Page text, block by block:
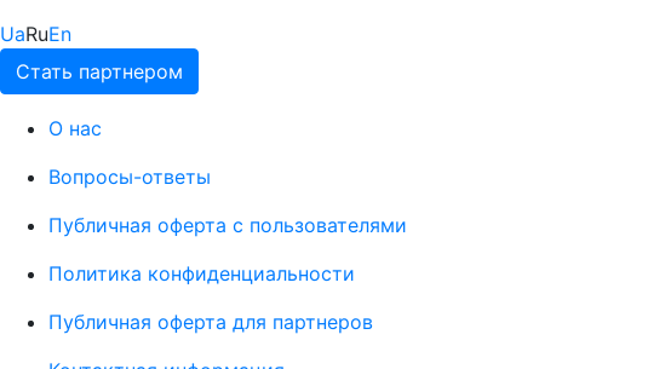
UaRuEn
Стать партнером
О нас
Вопросы-ответы
Публичная оферта с пользователями
Политика конфиденциальности
Публичная оферта для партнеров